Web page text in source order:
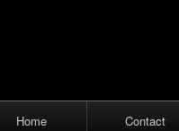
Home Contact